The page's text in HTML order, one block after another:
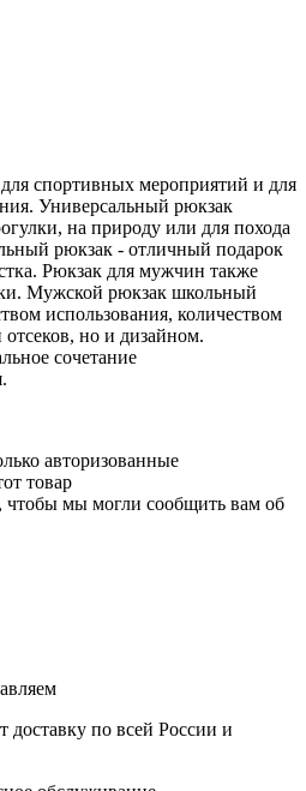
спортивных мероприятий и для
Универсальный рюкзак
на природу или для похода
рюкзак - отличный подарок
Рюкзак для мужчин также
Мужской рюкзак школьный
использования, количеством
но и дизайном.
сочетание
авторизованные
товар
чтобы мы могли сообщить вам об
по всей России и